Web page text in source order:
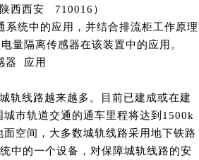
西安 710016）
统中的应用，并结合排流柜工作原理
量隔离传感器在该装置中的应用。
器 应用
轨线路越来越多。目前已建成或在建
市轨道交通的通车里程将达到1500k
空间，大多数城轨线路采用地下铁路
中的一个设备，对保障城轨线路的安